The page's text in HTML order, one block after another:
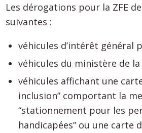
Les dérogations pour la ZFE
suivantes :
véhicules d’intérêt général
véhicules du ministère de la
véhicules affichant une
inclusion” comportant la
“stationnement pour les
handicapées” ou une carte